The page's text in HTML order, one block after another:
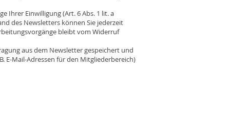
Ihrer Einwilligung (Art. 6 Abs. 1 lit. a
des Newsletters können Sie jederzeit
bleibt vom Widerruf
aus dem Newsletter gespeichert und
E-Mail-Adressen für den Mitgliederbereich)